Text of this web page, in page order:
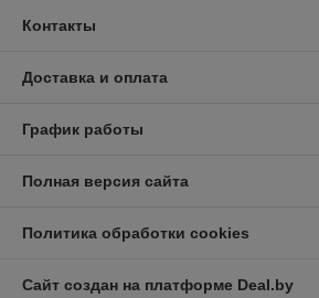
Контакты
Доставка и оплата
График работы
Полная версия сайта
Политика обработки cookies
Сайт создан на платформе Deal.by